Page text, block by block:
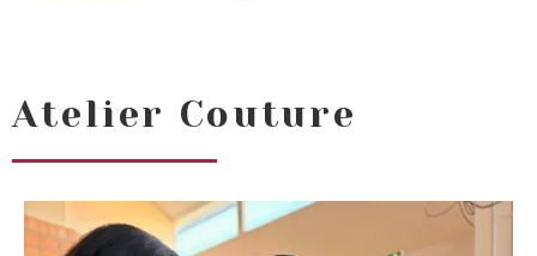
Atelier Couture